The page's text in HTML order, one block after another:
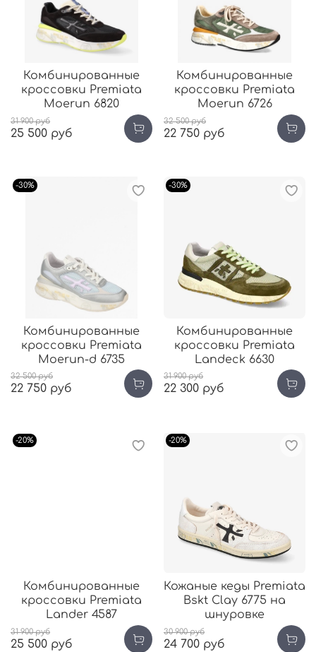
Комбинированные
кроссовки Premiata
Moerun 6820
31 900 руб
25 500 руб
Комбинированные
кроссовки Premiata
Moerun 6726
32 500 руб
22 750 руб
-30%
Комбинированные
кроссовки Premiata
Moerun-d 6735
32 500 руб
22 750 руб
-30%
Комбинированные
кроссовки Premiata
Landeck 6630
31 900 руб
22 300 руб
-20%
Комбинированные
кроссовки Premiata
Lander 4587
31 900 руб
25 500 руб
-20%
Кожаные кеды Premiata
Bskt Clay 6775 на
шнуровке
30 900 руб
24 700 руб